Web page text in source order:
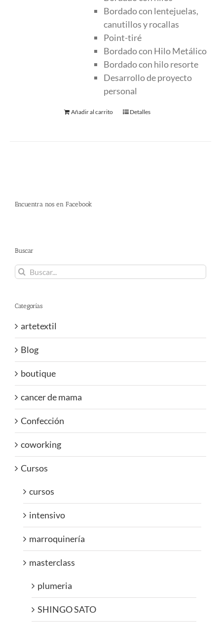
Bordado con lentejuelas,
canutillos y rocallas
Point-tiré
Bordado con Hilo Metálico
Bordado con hilo resorte
Desarrollo de proyecto
personal
Añadir al carrito Detalles
Encuentra nos en Facebook
Buscar
Buscar:
Categorías
artetextil
Blog
boutique
cancer de mama
Confección
coworking
Cursos
cursos
intensivo
marroquinería
masterclass
plumeria
SHINGO SATO